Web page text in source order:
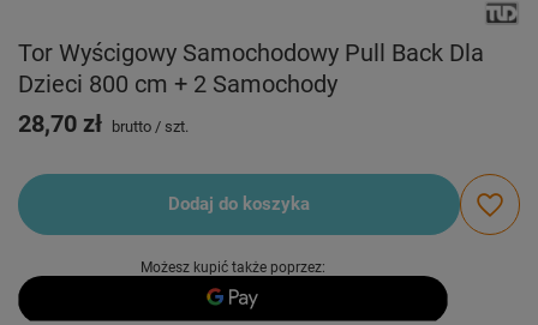
Tor Wyścigowy Samochodowy Pull Back Dla
Dzieci 800 cm + 2 Samochody
28,70 zł
brutto / szt.
Dodaj do koszyka
Możesz kupić także poprzez: